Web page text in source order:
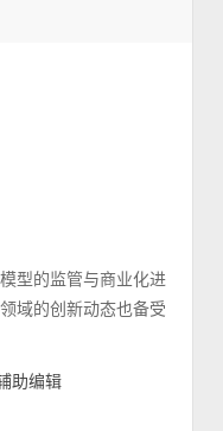
型的监管与商业化进
域的创新动态也备受
助编辑